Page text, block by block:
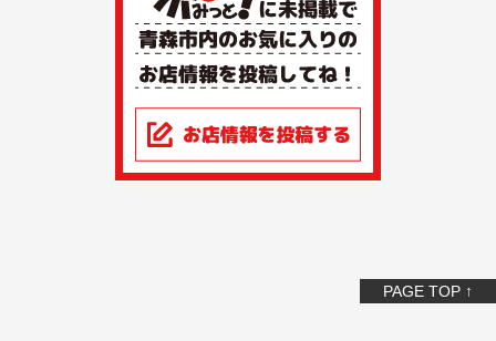
PAGE TOP ↑